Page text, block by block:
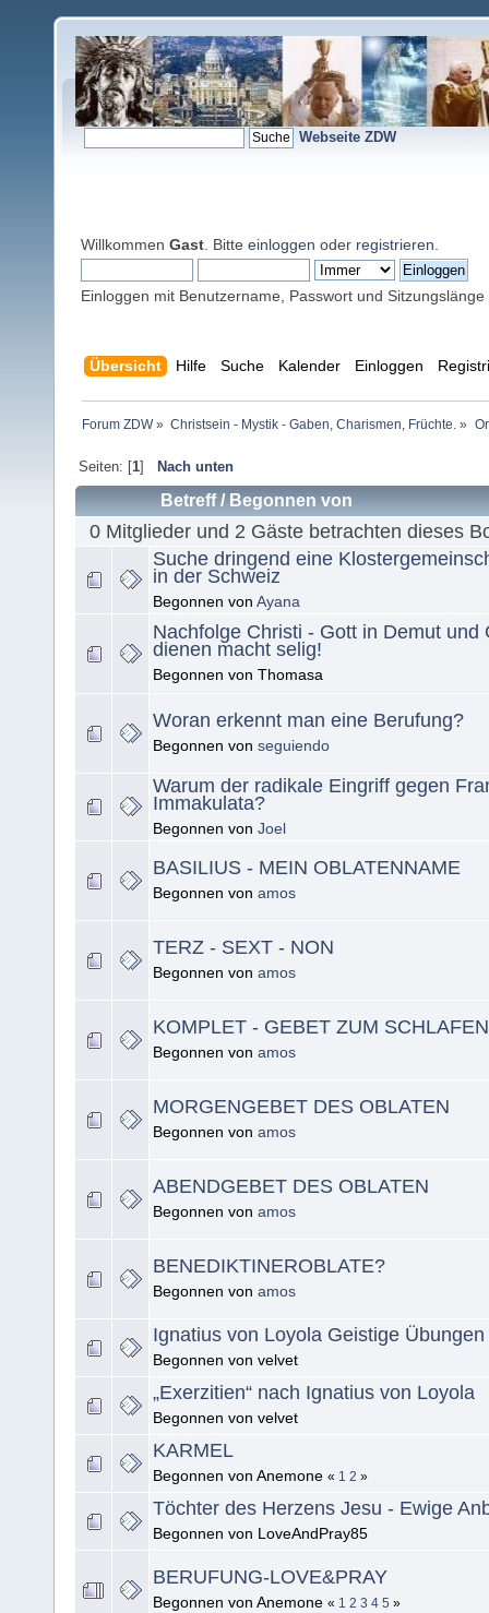
Webseite ZDW
Willkommen Gast . Bitte einloggen oder registrieren
Einloggen mit Benutzername, Passwort und Sitzungslänge
Übersicht Hilfe Suche Kalender Einloggen
Forum ZDW» Christsein - Mystik - Gaben, Charismen, Früchte. »
Seiten: [1] Nach unten
Betreff/ Begonnen von
0 Mitglieder und 2 Gäste betrachten dieses
Suche dringend eine
in der Schweiz
Begonnen von Ayana
Nachfolge Christi - Gott in Demut und
dienen macht selig!
Begonnen von Thomasa
Woran erkennt man eine Berufung?
Begonnen von seguiendo
Warum der radikale Eingriff gegen
Immakulata?
Begonnen von Joel
BASILIUS - MEIN OBLATENNAME
Begonnen von amos
TERZ - SEXT - NON
Begonnen von amos
KOMPLET - GEBET ZUM
Begonnen von amos
MORGENGEBET DES OBLATEN
Begonnen von amos
ABENDGEBET DES OBLATEN
Begonnen von amos
BENEDIKTINEROBLATE?
Begonnen von amos
Ignatius von Loyola Geistige Übungen
Begonnen von velvet
„Exerzitien“ nach Ignatius von Loyola
Begonnen von velvet
KARMEL
Begonnen von Anemone « 1 2 »
Töchter des Herzens Jesu - Ewige
Begonnen von LoveAndPray85
BERUFUNG-LOVE&PRAY
Begonnen von Anemone « 1 2 3 4 5 »